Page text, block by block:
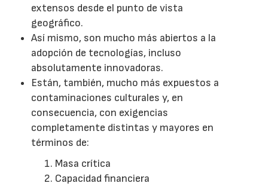
extensos desde el punto de vista
geográfico.
Así mismo, son mucho más abiertos a la
adopción de tecnologías, incluso
absolutamente innovadoras.
Están, también, mucho más expuestos a
contaminaciones culturales y, en
consecuencia, con exigencias
completamente distintas y mayores en
términos de:
Masa crítica
Capacidad financiera